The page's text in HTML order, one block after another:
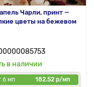
Чарли, принт —
цветы на бежевом
в наличии
6 мп
182.52 р/мп